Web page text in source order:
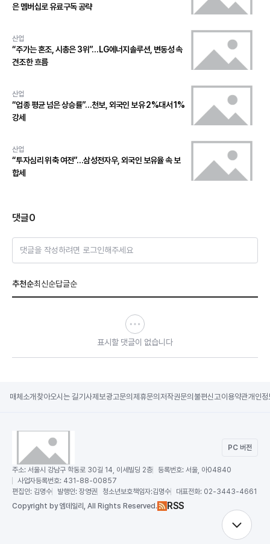
은 멤버십로 유료구독 공략
산업
“주가는 혼조, 시총은 3위”…LG에너지솔루션, 변동성 속
견조한 흐름
산업
“업종 평균 넘은 상승률”…천보, 외국인 보유 2%대서 1%
강세
산업
“투자심리 위축 여전”…삼성전자우, 외국인 보유율 속 보
합세
댓글0
댓글을 작성하려면 로그인해주세요
추천순최신순답글순
표시할 댓글이 없습니다
매체소개 찾아오시는 길기사제보광고문의 제휴문의 저작권문의 불편신고이용약관개인정
PC 버전
주소: 서울시 강남구 학동로 30길 14, 이세빌딩 2층 등록번호: 서울, 아04840
사업자등록번호: 431-88-00857
편집인: 김명수 발행인: 장영권 청소년보호책임자:김명수 대표전화: 02-3443-4661
Copyright by 엠데일리, All Rights Reserved. RSS